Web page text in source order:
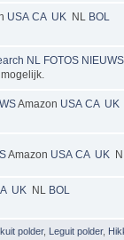
USA CA UK NL BOL
NL FOTOS NIEUWS
Amazon USA CA UK
Amazon USA CA UK
UK NL BOL
polder, Leguit polder,